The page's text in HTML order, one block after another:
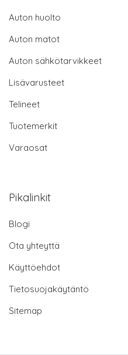
Auton huolto
Auton matot
Auton sähkötarvikkeet
Lisävarusteet
Telineet
Tuotemerkit
Varaosat
Pikalinkit
Blogi
Ota yhteyttä
Käyttöehdot
Tietosuojakäytäntö
Sitemap